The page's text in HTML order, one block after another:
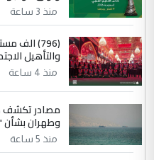
سردار
التعليق : واحد من
جنسية الرافد الثالث
ابا فرات ...
الجواهري
مضجعيك يابن الزنا
منذ 3 ساعة
(796)
والتأهيل
منذ 4 ساعة
مصادر تكشف
وطهران
منذ 5 ساعة